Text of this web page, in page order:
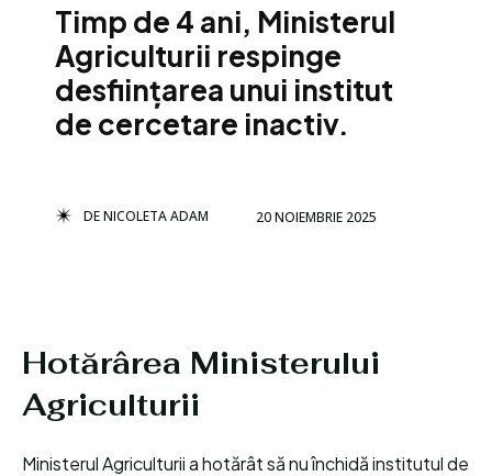
Timp de 4 ani, Ministerul
Agriculturii respinge
desființarea unui institut
de cercetare inactiv.
DENICOLETA ADAM 20 NOIEMBRIE 2025
Hotărârea Ministerului
Agriculturii
Ministerul Agriculturii a hotărât să nu închidă institutul de